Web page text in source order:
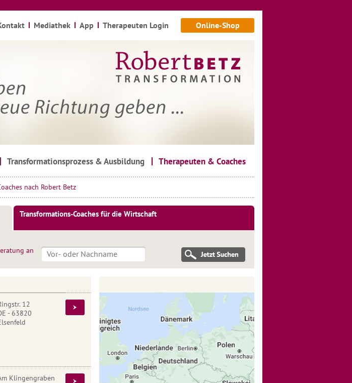
Transformationsprozess & Ausbildung Therapeuten & Coaches
nach Robert Betz
Transformations-Coaches für die Wirtschaft
an
12
- 63820
Klingengraben
Mediathek App Therapeuten Login Online-Shop